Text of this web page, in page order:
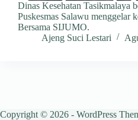
Dinas Kesehatan Tasikmalaya
Puskesmas Salawu menggelar
Bersama SIJUMO.
Ajeng Suci Lestari
Copyright © 2026 - WordPress